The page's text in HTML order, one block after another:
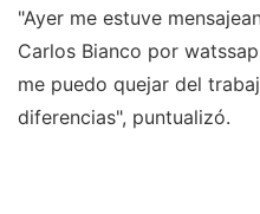
"Ayer me estuve
Carlos Bianco por
me puedo quejar del
diferencias", puntualizó.